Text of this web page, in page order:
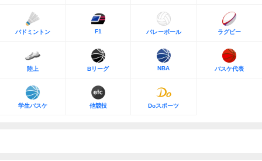
バドミントン F1 バレーボール ラグビー
陸上 Bリーグ NBA バスケ代表
学生バスケ 他競技 Doスポーツ